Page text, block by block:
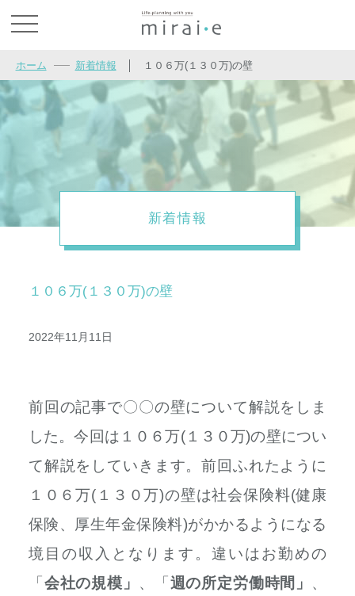
ホーム 新着情報 １０６万(１３０万)の壁
新着情報
１０６万(１３０万)の壁
2022年11月11日
前回の記事で〇〇の壁について解説をしま
した。今回は１０６万(１３０万)の壁につい
て解説をしていきます。前回ふれたように
１０６万(１３０万)の壁は社会保険料(健康
保険、厚生年金保険料)がかかるようになる
境目の収入となります。違いはお勤めの
「 会社の規模」 、「 週の所定労働時間」 、